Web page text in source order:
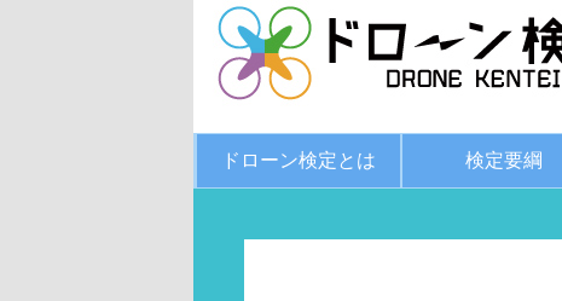
ドローン検定とは 検定要綱